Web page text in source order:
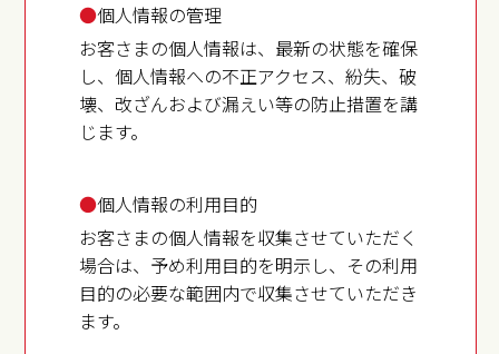
●個人情報の管理
お客さまの個人情報は、最新の状態を確保
し、個人情報への不正アクセス、紛失、破
壊、改ざんおよび漏えい等の防止措置を講
じます。
●個人情報の利用目的
お客さまの個人情報を収集させていただく
場合は、予め利用目的を明示し、その利用
目的の必要な範囲内で収集させていただき
ます。